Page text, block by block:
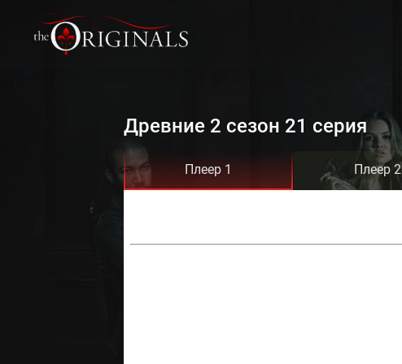
Древние 2 сезон 21 серия
Плеер 1 Плеер 2